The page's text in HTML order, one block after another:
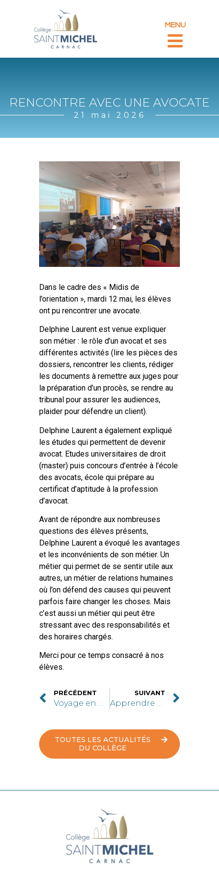
MENU
RENCONTRE AVEC UNE AVOCATE
21 mai 2026
Dans le cadre des « Midis de
l’orientation », mardi 12 mai, les élèves
ont pu rencontrer une avocate.
Delphine Laurent est venue expliquer
son métier : le rôle d’un avocat et ses
différentes activités (lire les pièces des
dossiers, rencontrer les clients, rédiger
les documents à remettre aux juges pour
la préparation d’un procès, se rendre au
tribunal pour assurer les audiences,
plaider pour défendre un client).
Delphine Laurent a également expliqué
les études qui permettent de devenir
avocat. Etudes universitaires de droit
(master) puis concours d’entrée à l’école
des avocats, école qui prépare au
certificat d’aptitude à la profession
d’avocat.
Avant de répondre aux nombreuses
questions des élèves présents,
Delphine Laurent a évoqué les avantages
et les inconvénients de son métier. Un
métier qui permet de se sentir utile aux
autres, un métier de relations humaines
où l’on défend des causes qui peuvent
parfois faire changer les choses. Mais
c’est aussi un métier qui peut être
stressant avec des responsabilités et
des horaires chargés.
Merci pour ce temps consacré à nos
élèves.
PRÉCÉDENT
Voyage en Grande Bretagne
SUIVANT
Apprendre en jouant
TOUTES LES ACTUALITÉS
DU COLLÈGE